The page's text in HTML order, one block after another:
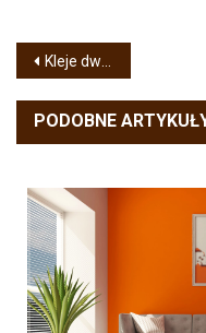
Nawigacja
wpisu
Kleje dwuskładnikowe – nowoczesna alternatywa dla tradycyjnych metod montażu
PODOBNE